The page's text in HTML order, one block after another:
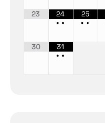
23
24
••
25
••
30
31
••